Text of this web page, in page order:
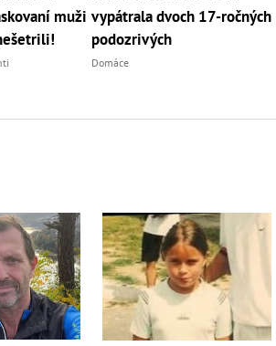
muži vypátrala dvoch 17-ročných
podozrivých
Domáce